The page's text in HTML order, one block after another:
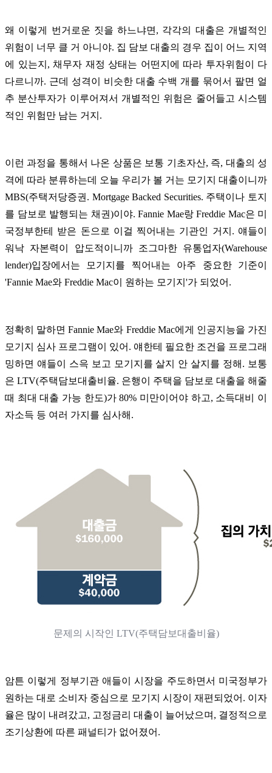
왜 이렇게 번거로운 짓을 하느냐면, 각각의 대출은 개별적인
위험이 너무 클 거 아니야. 집 담보 대출의 경우 집이 어느 지역
에 있는지, 채무자 재정 상태는 어떤지에 따라 투자위험이 다
다르니까. 근데 성격이 비슷한 대출 수백 개를 묶어서 팔면 얼
추 분산투자가 이루어져서 개별적인 위험은 줄어들고 시스템
적인 위험만 남는 거지.
이런 과정을 통해서 나온 상품은 보통 기초자산, 즉, 대출의 성
격에 따라 분류하는데 오늘 우리가 볼 거는 모기지 대출이니까
MBS(주택저당증권. Mortgage Backed Securities. 주택이나 토지
를 담보로 발행되는 채권)이야. Fannie Mae랑 Freddie Mac은 미
국정부한테 받은 돈으로 이걸 찍어내는 기관인 거지. 얘들이
워낙 자본력이 압도적이니까 조그마한 유통업자(Warehouse
lender)입장에서는 모기지를 찍어내는 아주 중요한 기준이
'Fannie Mae와 Freddie Mac이 원하는 모기지'가 되었어.
정확히 말하면 Fannie Mae와 Freddie Mac에게 인공지능을 가진
모기지 심사 프로그램이 있어. 얘한테 필요한 조건을 프로그래
밍하면 얘들이 스윽 보고 모기지를 살지 안 살지를 정해. 보통
은 LTV(주택담보대출비율. 은행이 주택을 담보로 대출을 해줄
때 최대 대출 가능 한도)가 80% 미만이어야 하고, 소득대비 이
자소득 등 여러 가지를 심사해.
문제의 시작인 LTV(주택담보대출비율)
암튼 이렇게 정부기관 애들이 시장을 주도하면서 미국정부가
원하는 대로 소비자 중심으로 모기지 시장이 재편되었어. 이자
율은 많이 내려갔고, 고정금리 대출이 늘어났으며, 결정적으로
조기상환에 따른 패널티가 없어졌어.